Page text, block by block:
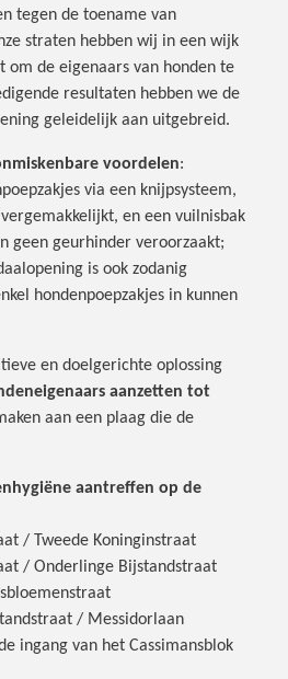
tegen de toename van
straten hebben wij in een wijk
om de eigenaars van honden te
resultaten hebben we de
geleidelijk aan uitgebreid.
voordelen:
via een knijpsysteem,
en een vuilnisbak
geen geurhinder veroorzaakt;
is ook zodanig
hondenpoepzakjes in kunnen
en doelgerichte oplossing
aanzetten tot
aan een plaag die de
aantreffen op de
/ Tweede Koninginstraat
/ Onderlinge Bijstandstraat
/ Messidorlaan
ingang van het Cassimansblok